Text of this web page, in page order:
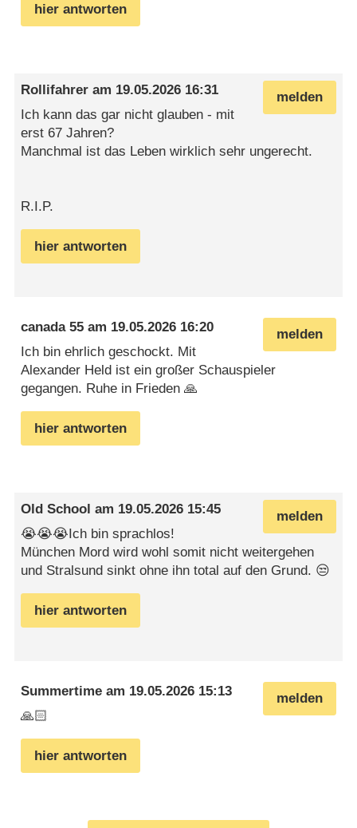
hier antworten
melden
Rollifahrer am 19.05.2026 16:31
Ich kann das gar nicht glauben - mit
erst 67 Jahren?
Manchmal ist das Leben wirklich sehr ungerecht.
R.I.P.
hier antworten
melden
canada 55 am 19.05.2026 16:20
Ich bin ehrlich geschockt. Mit
Alexander Held ist ein großer Schauspieler
gegangen. Ruhe in Frieden 🙏
hier antworten
melden
Old School am 19.05.2026 15:45
😭😭😭Ich bin sprachlos!
München Mord wird wohl somit nicht weitergehen
und Stralsund sinkt ohne ihn total auf den Grund. 😒
hier antworten
melden
Summertime am 19.05.2026 15:13
🙏🏻
hier antworten